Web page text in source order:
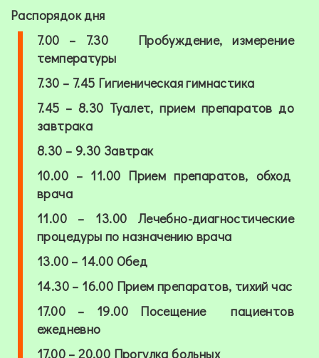
Распорядок дня
7.00 – 7.30 Пробуждение, измерение
температуры
7.30 – 7.45 Гигиеническая гимнастика
7.45 – 8.30 Туалет, прием препаратов до
завтрака
8.30 – 9.30 Завтрак
10.00 – 11.00 Прием препаратов, обход
врача
11.00 – 13.00
Лечебно-диагностические
процедуры по назначению врача
13.00 – 14.00 Обед
14.30 – 16.00 Прием препаратов, тихий час
17.00 – 19.00
Посещение пациентов
ежедневно
17.00 – 20.00 Прогулка больных